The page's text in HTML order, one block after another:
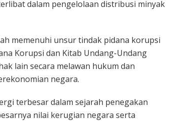
dalam pengelolaan distribusi minyak
memenuhi unsur tindak pidana korupsi
Korupsi dan Kitab Undang-Undang
lain secara melawan hukum dan
negara.
terbesar dalam sejarah penegakan
nilai kerugian negara serta